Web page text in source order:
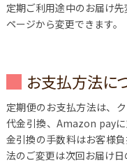
定期ご利用途中のお届け
ページから変更できます。
お支払方法に
定期便のお支払方法は、
代金引換、Amazon pay
金引換の手数料はお客様
法のご変更は次回お届け